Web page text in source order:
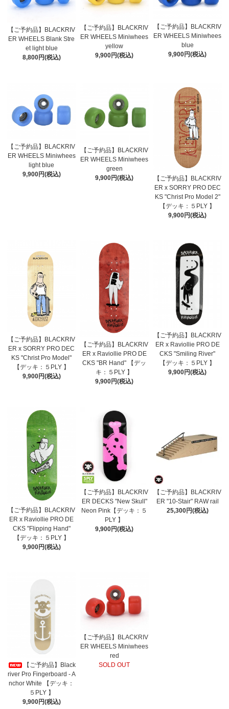
【ご予約品】BLACKRIV
ER WHEELS Blank Stre
et light blue
8,800円(税込)
【ご予約品】BLACKRIV
ER WHEELS Miniwhees
yellow
9,900円(税込)
【ご予約品】BLACKRIV
ER WHEELS Miniwhees
blue
9,900円(税込)
【ご予約品】BLACKRIV
ER WHEELS Miniwhees
light blue
9,900円(税込)
【ご予約品】BLACKRIV
ER WHEELS Miniwhees
green
9,900円(税込)
【ご予約品】BLACKRIV
ER x SORRY PRO DEC
KS "Christ Pro Model 2"
【デッキ：５PLY 】
9,900円(税込)
【ご予約品】BLACKRIV
ER x SORRY PRO DEC
KS "Christ Pro Model"
【デッキ：５PLY 】
9,900円(税込)
【ご予約品】BLACKRIV
ER x Raviollie PRO DE
CKS "BR Hand" 【デッ
キ：５PLY 】
9,900円(税込)
【ご予約品】BLACKRIV
ER x Raviollie PRO DE
CKS "Smiling River"
【デッキ：５PLY 】
9,900円(税込)
【ご予約品】BLACKRIV
ER x Raviollie PRO DE
CKS "Flipping Hand"
【デッキ：５PLY 】
9,900円(税込)
【ご予約品】BLACKRIV
ER DECKS "New Skull"
Neon Pink【デッキ：５
PLY 】
9,900円(税込)
【ご予約品】BLACKRIV
ER "10-Stair" RAW rail
25,300円(税込)
【ご予約品】Black
river Pro Fingerboard - A
nchor White 【デッキ：
５PLY 】
9,900円(税込)
【ご予約品】BLACKRIV
ER WHEELS Miniwhees
red
SOLD OUT